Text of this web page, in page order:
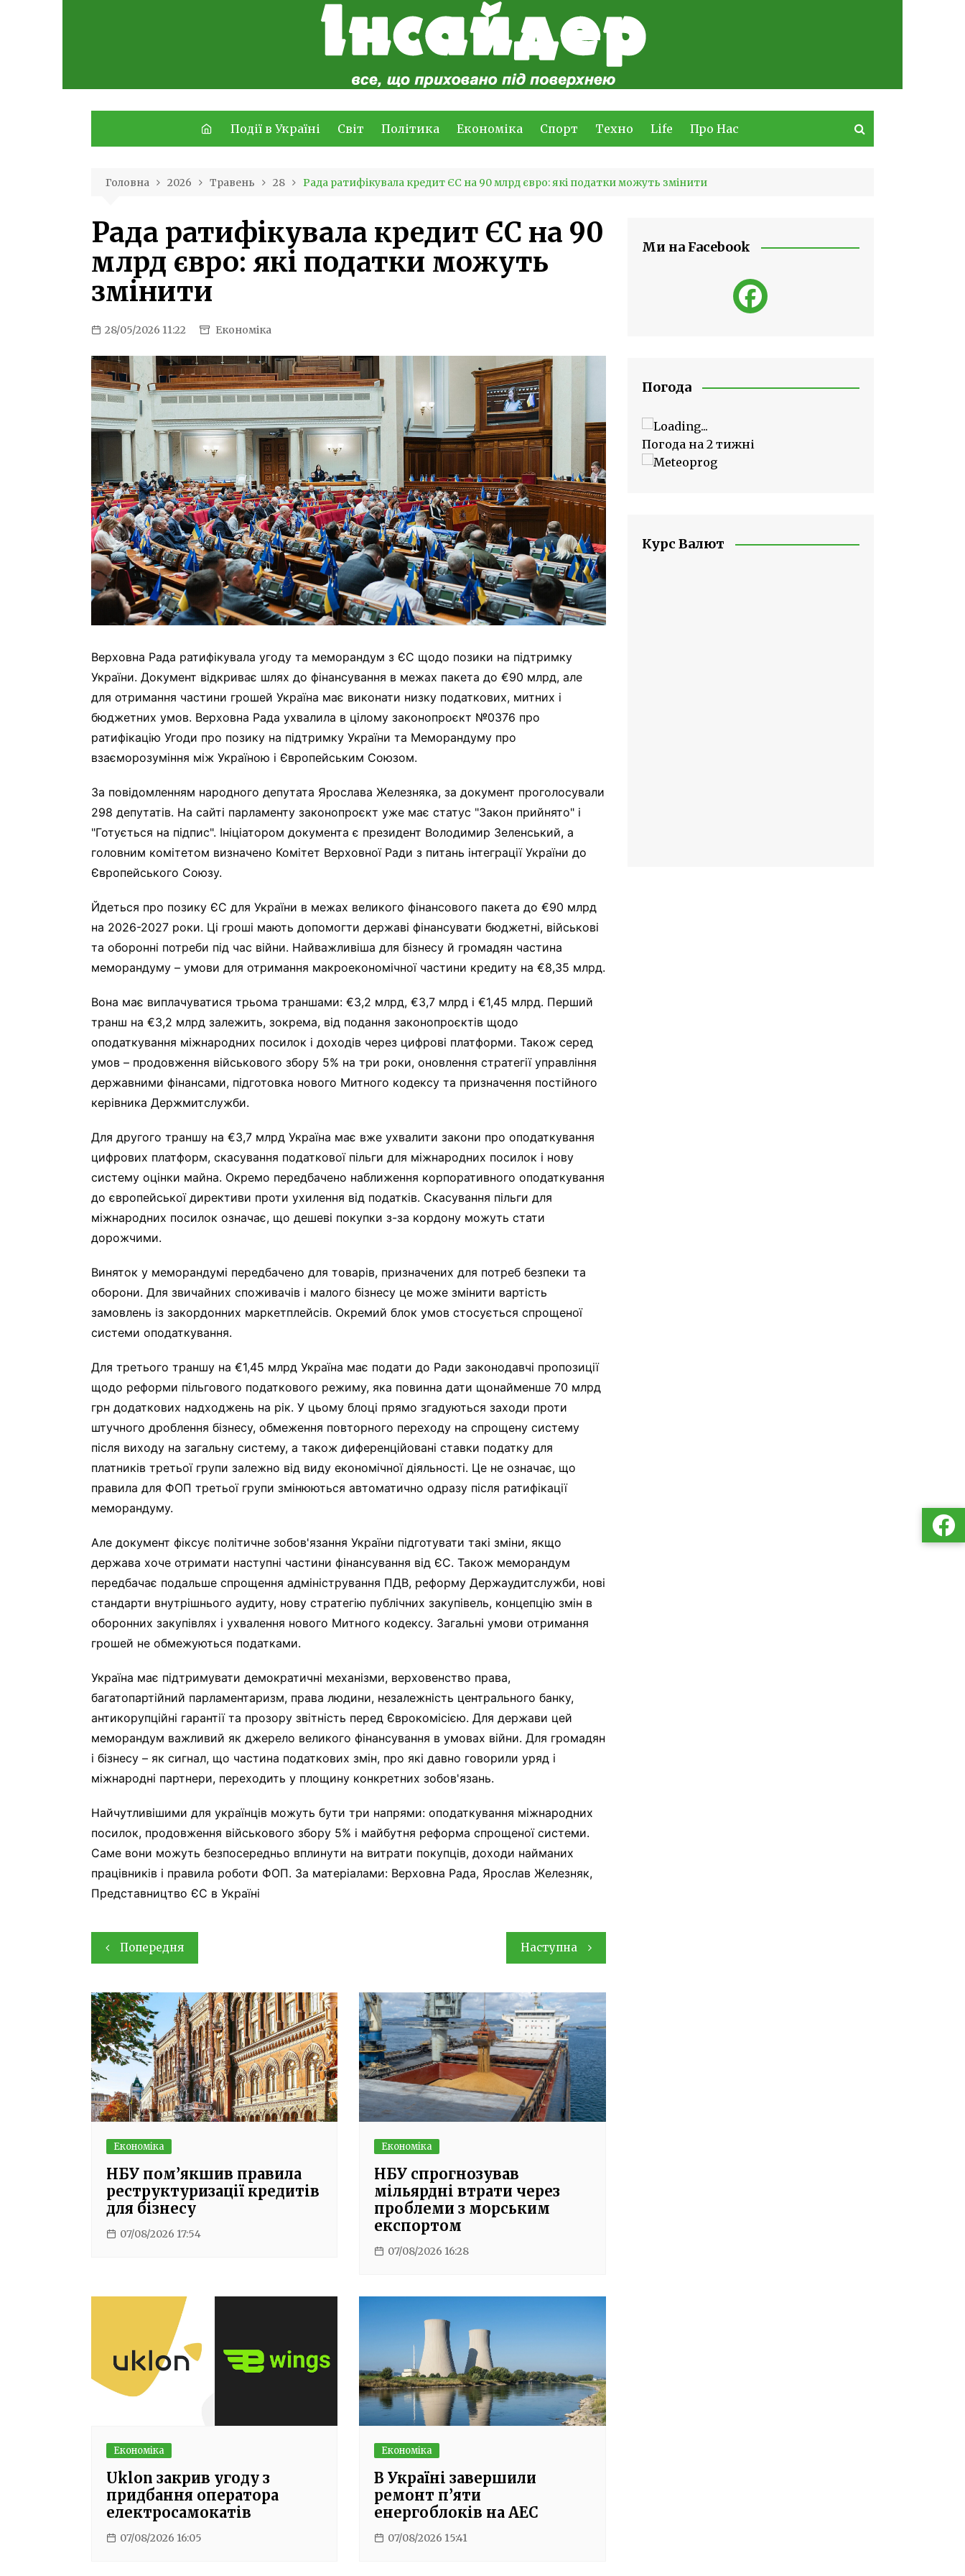
Події в Україні Світ Політика Економіка Спорт Техно Life Про Нас
Головна 2026 Травень 28 Рада ратифікувала кредит ЄС на 90 млрд євро: які податки можуть змінити
Рада ратифікувала кредит ЄС на 90
млрд євро: які податки можуть
змінити
28/05/2026 11:22 Економіка
Верховна Рада ратифікувала угоду та меморандум з ЄС щодо позики на підтримку
України. Документ відкриває шлях до фінансування в межах пакета до €90 млрд, але
для отримання частини грошей Україна має виконати низку податкових, митних і
бюджетних умов. Верховна Рада ухвалила в цілому законопроєкт №0376 про
ратифікацію Угоди про позику на підтримку України та Меморандуму про
взаєморозуміння між Україною і Європейським Союзом.
За повідомленням народного депутата Ярослава Железняка, за документ проголосували
298 депутатів. На сайті парламенту законопроєкт уже має статус "Закон прийнято" і
"Готується на підпис". Ініціатором документа є президент Володимир Зеленський, а
головним комітетом визначено Комітет Верховної Ради з питань інтеграції України до
Європейського Союзу.
Йдеться про позику ЄС для України в межах великого фінансового пакета до €90 млрд
на 2026-2027 роки. Ці гроші мають допомогти державі фінансувати бюджетні, військові
та оборонні потреби під час війни. Найважливіша для бізнесу й громадян частина
меморандуму – умови для отримання макроекономічної частини кредиту на €8,35 млрд.
Вона має виплачуватися трьома траншами: €3,2 млрд, €3,7 млрд і €1,45 млрд. Перший
транш на €3,2 млрд залежить, зокрема, від подання законопроєктів щодо
оподаткування міжнародних посилок і доходів через цифрові платформи. Також серед
умов – продовження військового збору 5% на три роки, оновлення стратегії управління
державними фінансами, підготовка нового Митного кодексу та призначення постійного
керівника Держмитслужби.
Для другого траншу на €3,7 млрд Україна має вже ухвалити закони про оподаткування
цифрових платформ, скасування податкової пільги для міжнародних посилок і нову
систему оцінки майна. Окремо передбачено наближення корпоративного оподаткування
до європейської директиви проти ухилення від податків. Скасування пільги для
міжнародних посилок означає, що дешеві покупки з-за кордону можуть стати
дорожчими.
Виняток у меморандумі передбачено для товарів, призначених для потреб безпеки та
оборони. Для звичайних споживачів і малого бізнесу це може змінити вартість
замовлень із закордонних маркетплейсів. Окремий блок умов стосується спрощеної
системи оподаткування.
Для третього траншу на €1,45 млрд Україна має подати до Ради законодавчі пропозиції
щодо реформи пільгового податкового режиму, яка повинна дати щонайменше 70 млрд
грн додаткових надходжень на рік. У цьому блоці прямо згадуються заходи проти
штучного дроблення бізнесу, обмеження повторного переходу на спрощену систему
після виходу на загальну систему, а також диференційовані ставки податку для
платників третьої групи залежно від виду економічної діяльності. Це не означає, що
правила для ФОП третьої групи змінюються автоматично одразу після ратифікації
меморандуму.
Але документ фіксує політичне зобов'язання України підготувати такі зміни, якщо
держава хоче отримати наступні частини фінансування від ЄС. Також меморандум
передбачає подальше спрощення адміністрування ПДВ, реформу Держаудитслужби, нові
стандарти внутрішнього аудиту, нову стратегію публічних закупівель, концепцію змін в
оборонних закупівлях і ухвалення нового Митного кодексу. Загальні умови отримання
грошей не обмежуються податками.
Україна має підтримувати демократичні механізми, верховенство права,
багатопартійний парламентаризм, права людини, незалежність центрального банку,
антикорупційні гарантії та прозору звітність перед Єврокомісією. Для держави цей
меморандум важливий як джерело великого фінансування в умовах війни. Для громадян
і бізнесу – як сигнал, що частина податкових змін, про які давно говорили уряд і
міжнародні партнери, переходить у площину конкретних зобов'язань.
Найчутливішими для українців можуть бути три напрями: оподаткування міжнародних
посилок, продовження військового збору 5% і майбутня реформа спрощеної системи.
Саме вони можуть безпосередньо вплинути на витрати покупців, доходи найманих
працівників і правила роботи ФОП. За матеріалами: Верховна Рада, Ярослав Железняк,
Представництво ЄС в Україні
Навігація
записів
Попередня Наступна
Економіка
НБУ пом’якшив правила
реструктуризації кредитів
для бізнесу
07/08/2026 17:54
Економіка
НБУ спрогнозував
мільярдні втрати через
проблеми з морським
експортом
07/08/2026 16:28
Економіка
Uklon закрив угоду з
придбання оператора
електросамокатів
07/08/2026 16:05
Економіка
В Україні завершили
ремонт п’яти
енергоблоків на АЕС
07/08/2026 15:41
Ми на Facebook
Погода
Погода на 2 тижні
Курс Валют